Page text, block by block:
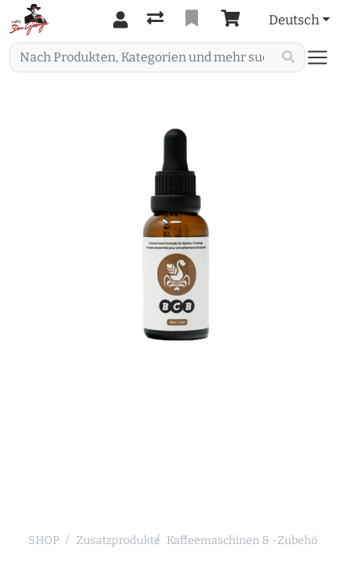
Deutsch
SHOP Zusatzprodukte Kaffeemaschinen & -Zubehör